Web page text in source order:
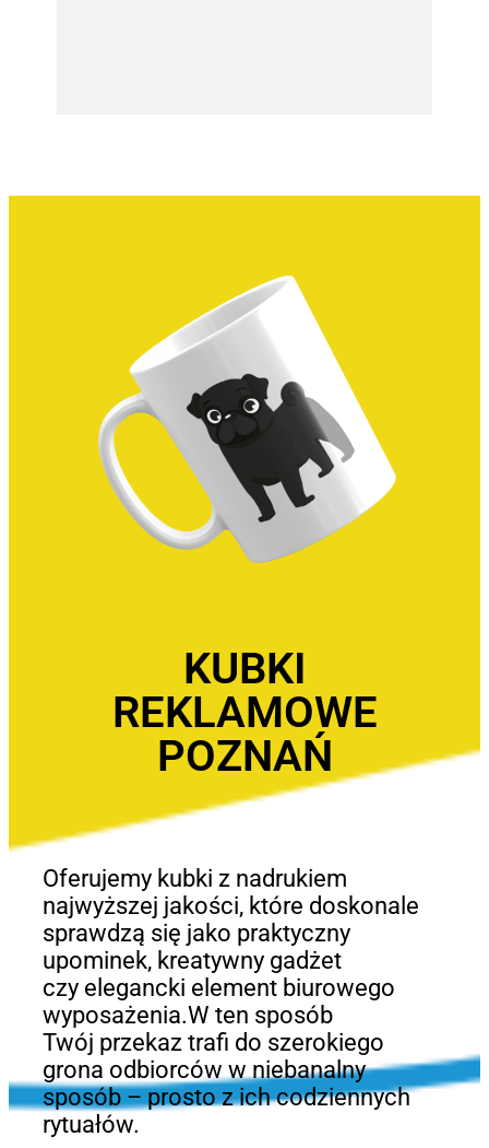
KUBKI
REKLAMOWE
POZNAŃ
Oferujemy kubki z nadrukiem
najwyższej jakości, które doskonale
sprawdzą się jako praktyczny
upominek, kreatywny gadżet
czy elegancki element biurowego
wyposażenia.W ten sposób
Twój przekaz trafi do szerokiego
grona odbiorców w niebanalny
sposób – prosto z ich codziennych
rytuałów.